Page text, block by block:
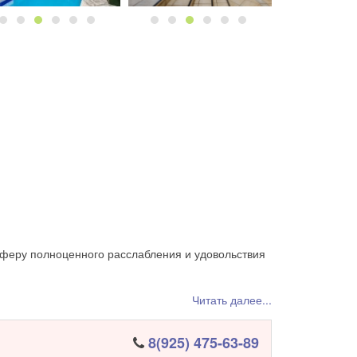
полноценного расслабления и удовольствия
Читать далее...
8(925) 475-63-89